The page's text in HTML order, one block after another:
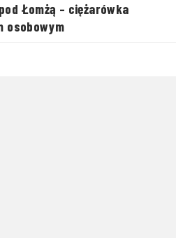
Łomżą – ciężarówka
osobowym